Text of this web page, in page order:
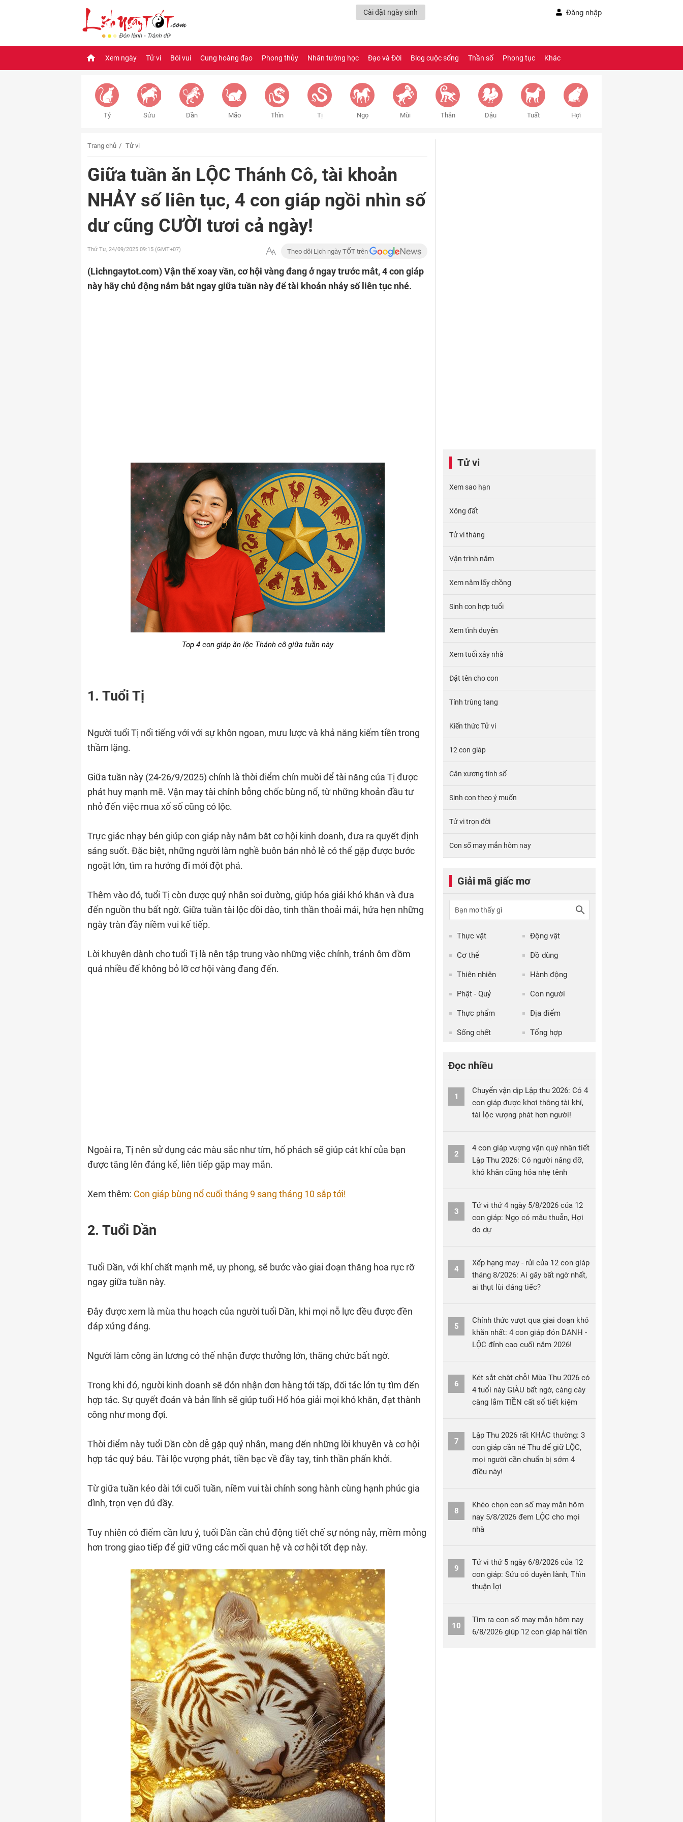
Cài đặt ngày sinh Đăng nhập
Xem ngày Tử vi Bói vui Cung hoàng đạo Phong thủy Nhân tướng học Đạo và Đời Blog cuộc sống Thần số Phong tục Khác
Tý Sửu Dần Mão Thìn Tị Ngọ Mùi Thân Dậu Tuất Hợi
Trang chủ Tử vi
Giữa tuần ăn LỘC Thánh Cô, tài khoản
NHẢY số liên tục, 4 con giáp ngồi nhìn số
dư cũng CƯỜI tươi cả ngày!
Thứ Tư, 24/09/2025 09:15 (GMT+07) Theo dõi Lịch ngày TỐT trên
(Lichngaytot.com)Vận thế xoay vần, cơ hội vàng đang ở ngay trước mắt, 4 con giáp
này hãy chủ động nắm bắt ngay giữa tuần này để tài khoản nhảy số liên tục nhé.
Top 4 con giáp ăn lộc Thánh cô giữa tuần này
1. Tuổi Tị
Người tuổi Tị nổi tiếng với với sự khôn ngoan, mưu lược và khả năng kiếm tiền trong
thầm lặng.
Giữa tuần này (24-26/9/2025) chính là thời điểm chín muồi để tài năng của Tị được
phát huy mạnh mẽ. Vận may tài chính bỗng chốc bùng nổ, từ những khoản đầu tư
nhỏ đến việc mua xổ số cũng có lộc.
Trực giác nhạy bén giúp con giáp này nắm bắt cơ hội kinh doanh, đưa ra quyết định
sáng suốt. Đặc biệt, những người làm nghề buôn bán nhỏ lẻ có thể gặp được bước
ngoặt lớn, tìm ra hướng đi mới đột phá.
Thêm vào đó, tuổi Tị còn được quý nhân soi đường, giúp hóa giải khó khăn và đưa
đến nguồn thu bất ngờ. Giữa tuần tài lộc dồi dào, tinh thần thoải mái, hứa hẹn những
ngày tràn đầy niềm vui kế tiếp.
Lời khuyên dành cho tuổi Tị là nên tập trung vào những việc chính, tránh ôm đồm
quá nhiều để không bỏ lỡ cơ hội vàng đang đến.
Ngoài ra, Tị nên sử dụng các màu sắc như tím, hổ phách sẽ giúp cát khí của bạn
được tăng lên đáng kể, liên tiếp gặp may mắn.
Xem thêm: Con giáp bùng nổ cuối tháng 9 sang tháng 10 sắp tới!
2. Tuổi Dần
Tuổi Dần, với khí chất mạnh mẽ, uy phong, sẽ bước vào giai đoạn thăng hoa rực rỡ
ngay giữa tuần này.
Đây được xem là mùa thu hoạch của người tuổi Dần, khi mọi nỗ lực đều được đền
đáp xứng đáng.
Người làm công ăn lương có thể nhận được thưởng lớn, thăng chức bất ngờ.
Trong khi đó, người kinh doanh sẽ đón nhận đơn hàng tới tấp, đối tác lớn tự tìm đến
hợp tác. Sự quyết đoán và bản lĩnh sẽ giúp tuổi Hổ hóa giải mọi khó khăn, đạt thành
công như mong đợi.
Thời điểm này tuổi Dần còn dễ gặp quý nhân, mang đến những lời khuyên và cơ hội
hợp tác quý báu. Tài lộc vượng phát, tiền bạc về đầy tay, tinh thần phấn khởi.
Từ giữa tuần kéo dài tới cuối tuần, niềm vui tài chính song hành cùng hạnh phúc gia
đình, trọn vẹn đủ đầy.
Tuy nhiên có điểm cần lưu ý, tuổi Dần cần chủ động tiết chế sự nóng nảy, mềm mỏng
hơn trong giao tiếp để giữ vững các mối quan hệ và cơ hội tốt đẹp này.
Tử vi
Xem sao hạn
Xông đất
Tử vi tháng
Vận trình năm
Xem năm lấy chồng
Sinh con hợp tuổi
Xem tình duyên
Xem tuổi xây nhà
Đặt tên cho con
Tính trùng tang
Kiến thức Tử vi
12 con giáp
Cân xương tính số
Sinh con theo ý muốn
Tử vi trọn đời
Con số may mắn hôm nay
Giải mã giấc mơ
Thực vật Động vật
Cơ thể Đồ dùng
Thiên nhiên Hành động
Phật - Quỷ Con người
Thực phẩm Địa điểm
Sống chết Tổng hợp
Đọc nhiều
1
Chuyển vận dịp Lập thu 2026: Có 4
con giáp được khơi thông tài khí,
tài lộc vượng phát hơn người!
2
4 con giáp vượng vận quý nhân tiết
Lập Thu 2026: Có người nâng đỡ,
khó khăn cũng hóa nhẹ tênh
3
Tử vi thứ 4 ngày 5/8/2026 của 12
con giáp: Ngọ có mâu thuẫn, Hợi
do dự
4
Xếp hạng may - rủi của 12 con giáp
tháng 8/2026: Ai gây bất ngờ nhất,
ai thụt lùi đáng tiếc?
5
Chính thức vượt qua giai đoạn khó
khăn nhất: 4 con giáp đón DANH -
LỘC đỉnh cao cuối năm 2026!
6
Két sắt chật chỗ! Mùa Thu 2026 có
4 tuổi này GIÀU bất ngờ, càng cày
càng lắm TIỀN cất sổ tiết kiệm
7
Lập Thu 2026 rất KHÁC thường: 3
con giáp cần né Thu để giữ LỘC,
mọi người cần chuẩn bị sớm 4
điều này!
8
Khéo chọn con số may mắn hôm
nay 5/8/2026 đem LỘC cho mọi
nhà
9
Tử vi thứ 5 ngày 6/8/2026 của 12
con giáp: Sửu có duyên lành, Thìn
thuận lợi
10
Tìm ra con số may mắn hôm nay
6/8/2026 giúp 12 con giáp hái tiền